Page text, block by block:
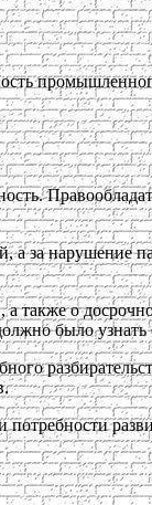
а за нарушение
также о
было
потребности